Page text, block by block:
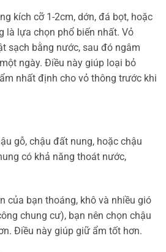
kích cỡ 1-2cm, dớn, đá bọt, hoặc
là lựa chọn phổ biến nhất. Vỏ
sạch bằng nước, sau đó ngâm
ngày. Điều này giúp loại bỏ
nhất định cho vỏ thông trước khi
gỗ, chậu đất nung, hoặc chậu
có khả năng thoát nước,
của bạn thoáng, khô và nhiều gió
chung cư), bạn nên chọn chậu
Điều này giúp giữ ẩm tốt hơn.